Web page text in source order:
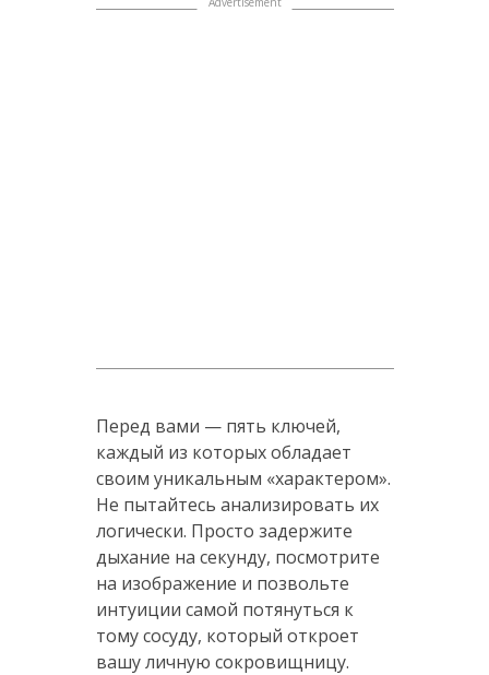
Перед вами — пять ключей,
каждый из которых обладает
своим уникальным «характером».
Не пытайтесь анализировать их
логически. Просто задержите
дыхание на секунду, посмотрите
на изображение и позвольте
интуиции самой потянуться к
тому сосуду, который откроет
вашу личную сокровищницу.